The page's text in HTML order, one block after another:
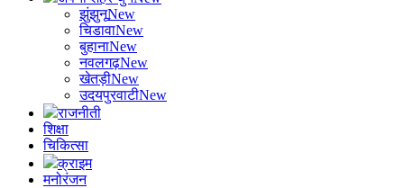
झुंझुनूNew
चिडावाNew
बुहानाNew
नवलगढ़New
खेतड़ीNew
उदयपुरवाटीNew
राजनीती
शिक्षा
चिकित्सा
क्राइम
मनोरंजन